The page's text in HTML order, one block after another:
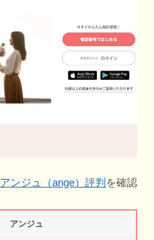
アンジュ（ange）評判 を確認
アンジュ